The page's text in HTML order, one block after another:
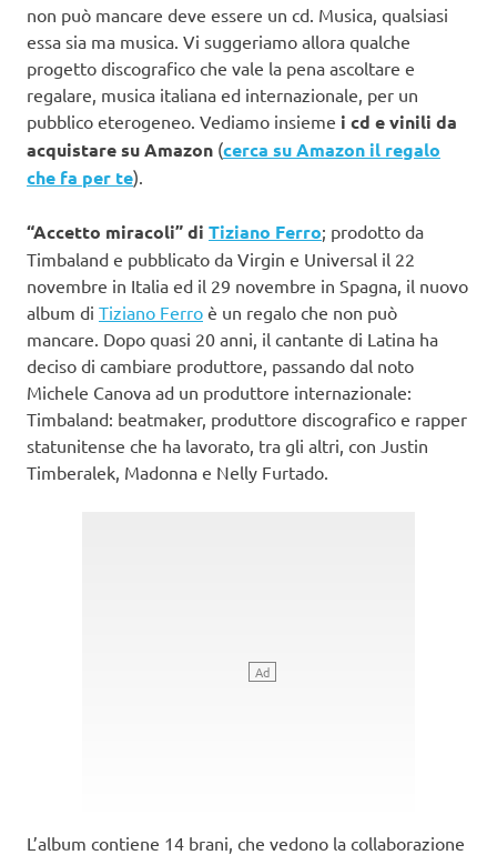
non può mancare deve essere un cd. Musica, qualsiasi
essa sia ma musica. Vi suggeriamo allora qualche
progetto discografico che vale la pena ascoltare e
regalare, musica italiana ed internazionale, per un
pubblico eterogeneo. Vediamo insieme i cd e vinili da
acquistare su Amazon (cerca su Amazon il regalo
che fa per te).
“Accetto miracoli”di Tiziano Ferro; prodotto da
Timbaland e pubblicato da Virgin e Universal il 22
novembre in Italia ed il 29 novembre in Spagna, il nuovo
album di Tiziano Ferro è un regalo che non può
mancare. Dopo quasi 20 anni, il cantante di Latina ha
deciso di cambiare produttore, passando dal noto
Michele Canova ad un produttore internazionale:
Timbaland: beatmaker, produttore discografico e rapper
statunitense che ha lavorato, tra gli altri, con Justin
Timberalek, Madonna e Nelly Furtado.
L’album contiene 14 brani, che vedono la collaborazione